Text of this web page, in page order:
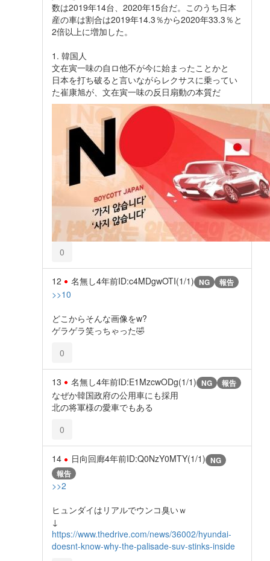
数は2019年14台、2020年15台だ。このうち日本
産の車は割合は2019年14.3％から2020年33.3％と
2倍以上に増加した。
1. 韓国人
文在寅一味の自ロ他不が今に始まったことかと
日本を打ち破ると言いながらレクサスに乗ってい
た崔康旭が、文在寅一味の反日扇動の本質だ
0
12 名無し4年前ID:c4MDgwOTI(1/1) NG 報告
>>10
どこからそんな画像をw?
ゲラゲラ笑っちゃった🤣
0
13 名無し4年前ID:E1MzcwODg(1/1) NG 報告
なぜか韓国政府の公用車にも採用
北の将軍様の愛車でもある
0
14 日向回廊4年前ID:Q0NzY0MTY(1/1) NG
報告
>>2
ヒュンダイはリアルでウンコ臭いｗ
↓
https://www.thedrive.com/news/36002/hyundai-
doesnt-know-why-the-palisade-suv-stinks-inside